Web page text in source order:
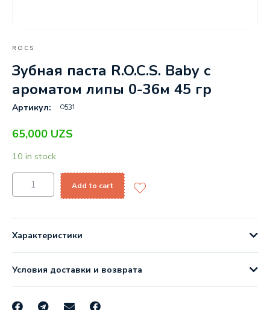
ROCS
Зубная паста R.O.C.S. Baby с
ароматом липы 0-36м 45 гр
Артикул: 0531
65,000 UZS
10 in stock
Add to cart
Характеристики
Условия доставки и возврата